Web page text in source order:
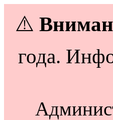
⚠️
года.